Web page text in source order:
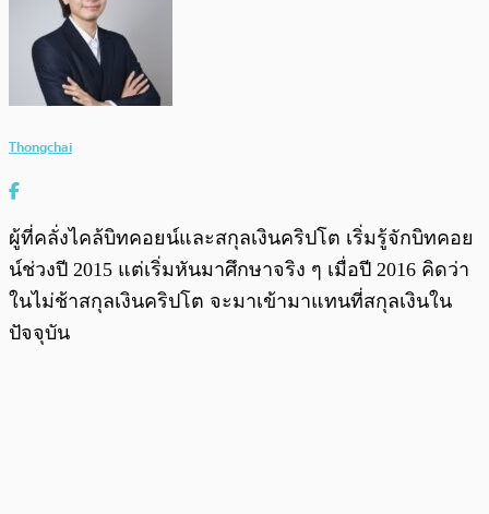
Thongchai
ผู้ที่คลั่งไคล้บิทคอยน์และสกุลเงินคริปโต เริ่มรู้จักบิทคอย
น์ช่วงปี 2015 แต่เริ่มหันมาศึกษาจริง ๆ เมื่อปี 2016 คิดว่า
ในไม่ช้าสกุลเงินคริปโต จะมาเข้ามาแทนที่สกุลเงินใน
ปัจจุบัน